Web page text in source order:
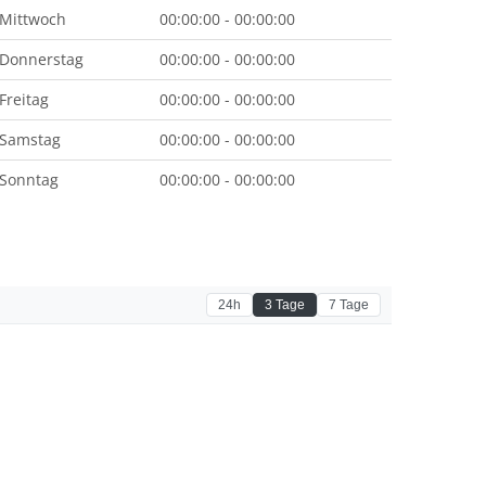
Mittwoch
00:00:00 - 00:00:00
Donnerstag
00:00:00 - 00:00:00
Freitag
00:00:00 - 00:00:00
Samstag
00:00:00 - 00:00:00
Sonntag
00:00:00 - 00:00:00